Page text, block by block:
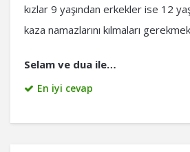
kızlar 9 yaşından erkekler ise 12
kaza namazlarını kılmaları
Selam ve dua ile…
En iyi cevap